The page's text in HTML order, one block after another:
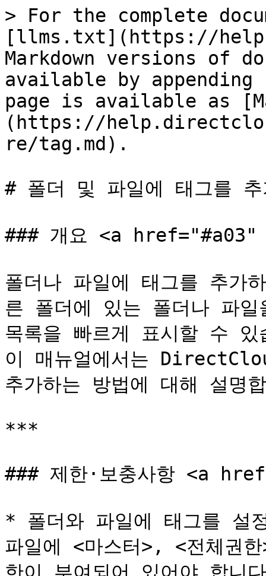
> For the complete
[llms.txt](https://
Markdown versions of
available by
page is available as
(https://
re/tag.md).
# 폴더 및 파일에 태그를 추
### 개요 <a
폴더나 파일에 태그를 추가
른 폴더에 있는 폴더나 파
목록을 빠르게 표시할 수
이 매뉴얼에서는
추가하는 방법에 대해 설명
***
### 제한·보충사항 <a
* 폴더와 파일에 태그를 설
파일에 <마스터>, <전체권